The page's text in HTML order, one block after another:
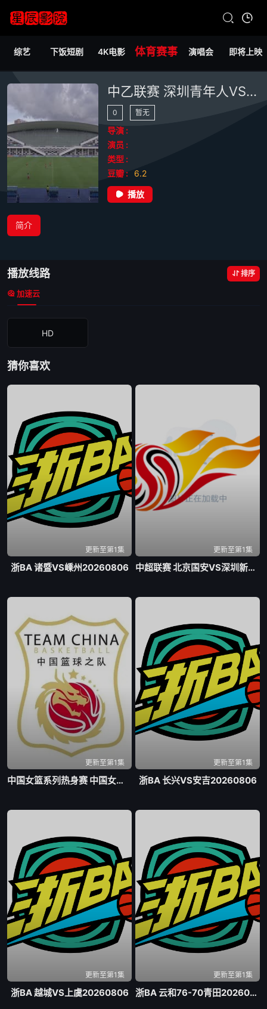
综艺 下饭短剧 4K电影 体育赛事 演唱会 即将上映
中乙联赛 深圳青年人VS海口名城尚南堂 20240720
0 暂无
导演 :
演员 :
类型 :
豆瓣 :
6.2
播放
简介
播放线路 排序
加速云
HD
猜你喜欢
更新至第1集
浙BA 诸暨VS嵊州20260806
更新至第1集
中超联赛 北京国安VS深圳新鹏城20260807
更新至第1集
中国女篮系列热身赛 中国女篮VS尼日利亚女篮20260807
更新至第1集
浙BA 长兴VS安吉20260806
更新至第1集
浙BA 越城VS上虞20260806
更新至第1集
浙BA 云和76-70青田20260807